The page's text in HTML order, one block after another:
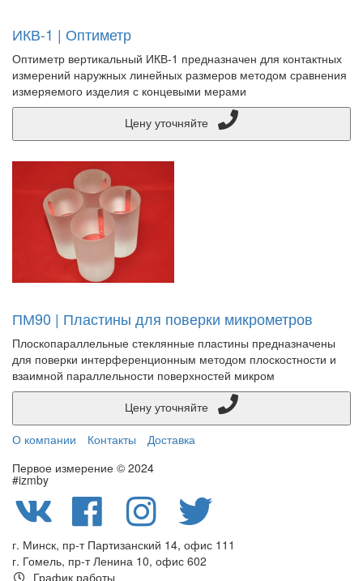
ИКВ-1 | Оптиметр
Оптиметр вертикальный ИКВ-1 предназначен для контактных
измерений наружных линейных размеров методом сравнения
измеряемого изделия с концевыми мерами
ПМ90 | Пластины для поверки микрометров
Плоскопараллельные стеклянные пластины предназначены
для поверки интерференционным методом плоскостности и
взаимной параллельности поверхностей микром
О компании
Контакты
Доставка
Первое измерение © 2024
#izmby
г. Минск, пр-т Партизанский 14, офис 111
г. Гомель, пр-т Ленина 10, офис 602
График работы